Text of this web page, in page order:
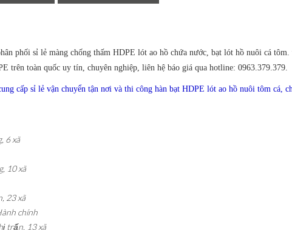
phối sỉ lẻ màng chống thấm HDPE lót ao hồ chứa nước, bạt lót hồ nuôi cá
trên toàn quốc uy tín, chuyên nghiệp, liên hệ báo giá qua hotline: 0963.379.379.
cấp sỉ lẻ vận chuyển tận nơi và thi công hàn bạt HDPE lót ao hồ nuôi tôm cá,
6 xã
10 xã
23 xã
chính
trấn, 13 xã